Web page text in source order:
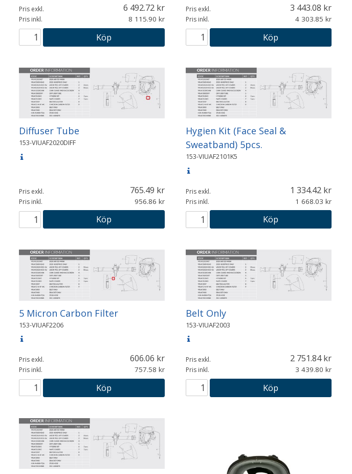
Pris exkl. 6 492.72
Pris inkl. 8 115.90
Köp
Pris exkl. 3 443.08
Pris inkl. 4 303.85
Köp
Diffuser Tube
153-VIUAF2020DIFF
Pris exkl. 765.49
Pris inkl. 956.86
Köp
Hygien Kit (Face Seal &
Sweatband) 5pcs.
153-VIUAF2101K5
Pris exkl. 1 334.42
Pris inkl. 1 668.03
Köp
5 Micron Carbon Filter
153-VIUAF2206
Pris exkl. 606.06
Pris inkl. 757.58
Köp
Belt Only
153-VIUAF2003
Pris exkl. 2 751.84
Pris inkl. 3 439.80
Köp